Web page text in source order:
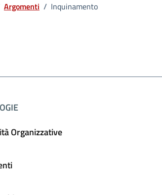
Argomenti / Inquinamento
da applicare
Organizzative